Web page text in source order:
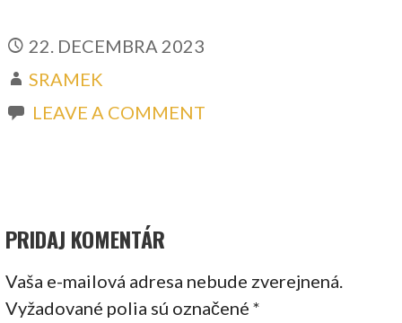
22. DECEMBRA 2023
SRAMEK
LEAVE A COMMENT
PRIDAJ KOMENTÁR
Vaša e-mailová adresa nebude zverejnená.
Vyžadované polia sú označené*